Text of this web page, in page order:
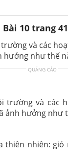
10 trang 41
và các
hưởng như thế
QUẢNG CÁO
trường và các
ảnh hưởng như
thiên nhiên: